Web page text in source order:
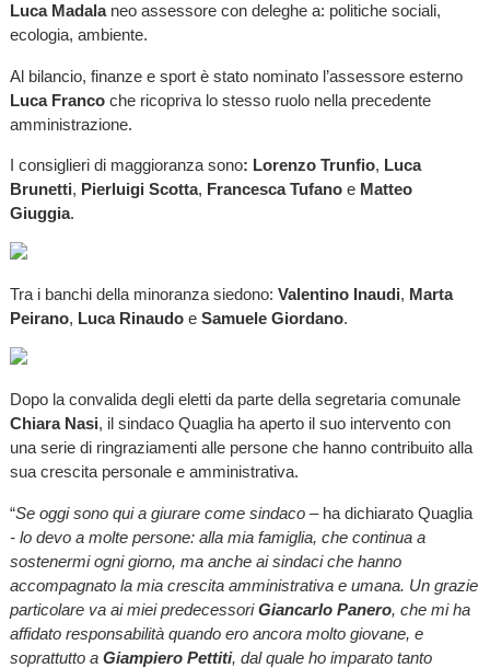
Luca Madala neo assessore con deleghe a: politiche sociali,
ecologia, ambiente.
Al bilancio, finanze e sport è stato nominato l’assessore esterno
Luca Francoche ricopriva lo stesso ruolo nella precedente
amministrazione.
I consiglieri di maggioranza sono: Lorenzo Trunfio, Luca
Brunetti, Pierluigi Scotta, Francesca Tufanoe Matteo
Giuggia.
Tra i banchi della minoranza siedono: Valentino Inaudi, Marta
Peirano, Luca Rinaudoe Samuele Giordano.
Dopo la convalida degli eletti da parte della segretaria comunale
Chiara Nasi, il sindaco Quaglia ha aperto il suo intervento con
una serie di ringraziamenti alle persone che hanno contribuito alla
sua crescita personale e amministrativa.
“Se oggi sono qui a giurare come sindaco – ha dichiarato Quaglia
- lo devo a molte persone: alla mia famiglia, che continua a
sostenermi ogni giorno, ma anche ai sindaci che hanno
accompagnato la mia crescita amministrativa e umana. Un grazie
particolare va ai miei predecessoriGiancarlo Panero, che mi ha
affidato responsabilità quando ero ancora molto giovane, e
soprattutto a Giampiero Pettiti, dal quale ho imparato tanto